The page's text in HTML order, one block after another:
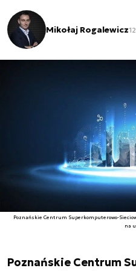
Mikołaj Rogalewicz
Poznańskie Centrum Superkomputerowo-
na
Poznańskie Centrum